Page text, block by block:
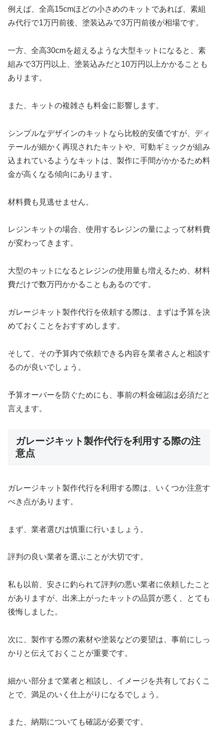
例えば、全高15cmほどの小さめのキットであれば、素組
み代行で1万円前後、塗装込みで3万円前後が相場です。
一方、全高30cmを超えるような大型キットになると、素
組みで3万円以上、塗装込みだと10万円以上かかることも
あります。
また、キットの複雑さも料金に影響します。
シンプルなデザインのキットなら比較的安価ですが、ディ
テールが細かく再現されたキットや、可動ギミックが組み
込まれているようなキットは、製作に手間がかかるため料
金が高くなる傾向にあります。
材料費も見逃せません。
レジンキットの場合、使用するレジンの量によって材料費
が変わってきます。
大型のキットになるとレジンの使用量も増えるため、材料
費だけで数万円かかることもあるのです。
ガレージキット製作代行を依頼する際は、まずは予算を決
めておくことをおすすめします。
そして、その予算内で依頼できる内容を業者さんと相談す
るのが良いでしょう。
予算オーバーを防ぐためにも、事前の料金確認は必須だと
言えます。
ガレージキット製作代行を利用する際の注
意点
ガレージキット製作代行を利用する際は、いくつか注意す
べき点があります。
まず、業者選びは慎重に行いましょう。
評判の良い業者を選ぶことが大切です。
私も以前、安さに釣られて評判の悪い業者に依頼したこと
がありますが、出来上がったキットの品質が悪く、とても
後悔しました。
次に、製作する際の素材や塗装などの要望は、事前にしっ
かりと伝えておくことが重要です。
細かい部分まで業者と相談し、イメージを共有しておくこ
とで、満足のいく仕上がりになるでしょう。
また、納期についても確認が必要です。